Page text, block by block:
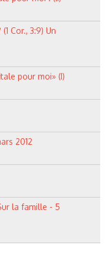
Cor., 3:9) Un
pour moi» (I)
2012
la famille - 5